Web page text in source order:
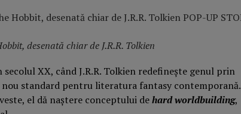
desenată chiar de J.R.R. Tolkien
XX, când J.R.R. Tolkien redefinește genul prin
standard pentru literatura fantasy contemporană.
el dă naștere conceptului dehard worldbuilding,